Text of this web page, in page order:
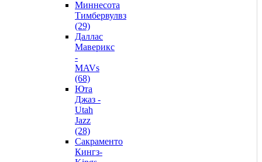
Миннесота
Тимбервулвз
(29)
Даллас
Маверикс
-
MAVs
(68)
Юта
Джаз -
Utah
Jazz
(28)
Сакраменто
Кингз-